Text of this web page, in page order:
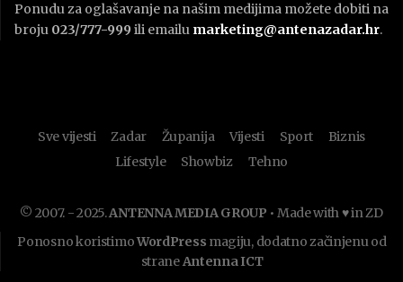
Ponudu za oglašavanje na našim medijima možete dobiti na
broju 023/777-999 ili emailu marketing@antenazadar.hr.
Sve vijesti Zadar Županija Vijesti Sport
Biznis
Lifestyle
Showbiz Tehno
© 2007. - 2025.ANTENNA MEDIA GROUP • Made with ♥ in ZD
Ponosno koristimoWordPress magiju, dodatno začinjenu od
straneAntenna ICT